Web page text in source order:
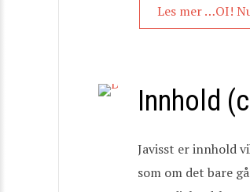
Les mer …OI!
Innhold
Javisst er innhold
som om det bare